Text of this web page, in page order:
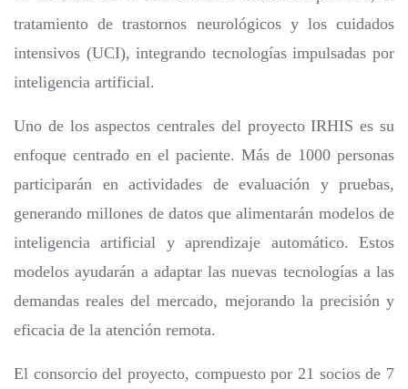
tratamiento de trastornos neurológicos y los cuidados
intensivos (UCI), integrando tecnologías impulsadas por
inteligencia artificial.
Uno de los aspectos centrales del proyecto IRHIS es su
enfoque centrado en el paciente. Más de 1000 personas
participarán en actividades de evaluación y pruebas,
generando millones de datos que alimentarán modelos de
inteligencia artificial y aprendizaje automático. Estos
modelos ayudarán a adaptar las nuevas tecnologías a las
demandas reales del mercado, mejorando la precisión y
eficacia de la atención remota.
El consorcio del proyecto, compuesto por 21 socios de 7